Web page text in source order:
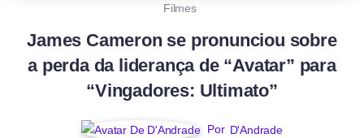
Filmes
James Cameron se pronunciou sobre
a perda da liderança de “Avatar” para
“Vingadores: Ultimato”
Por D'Andrade